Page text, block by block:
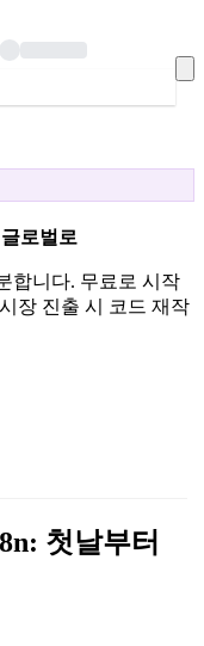
로벌로
합니다. 무료로 시작
장 진출 시 코드 재작
첫날부터